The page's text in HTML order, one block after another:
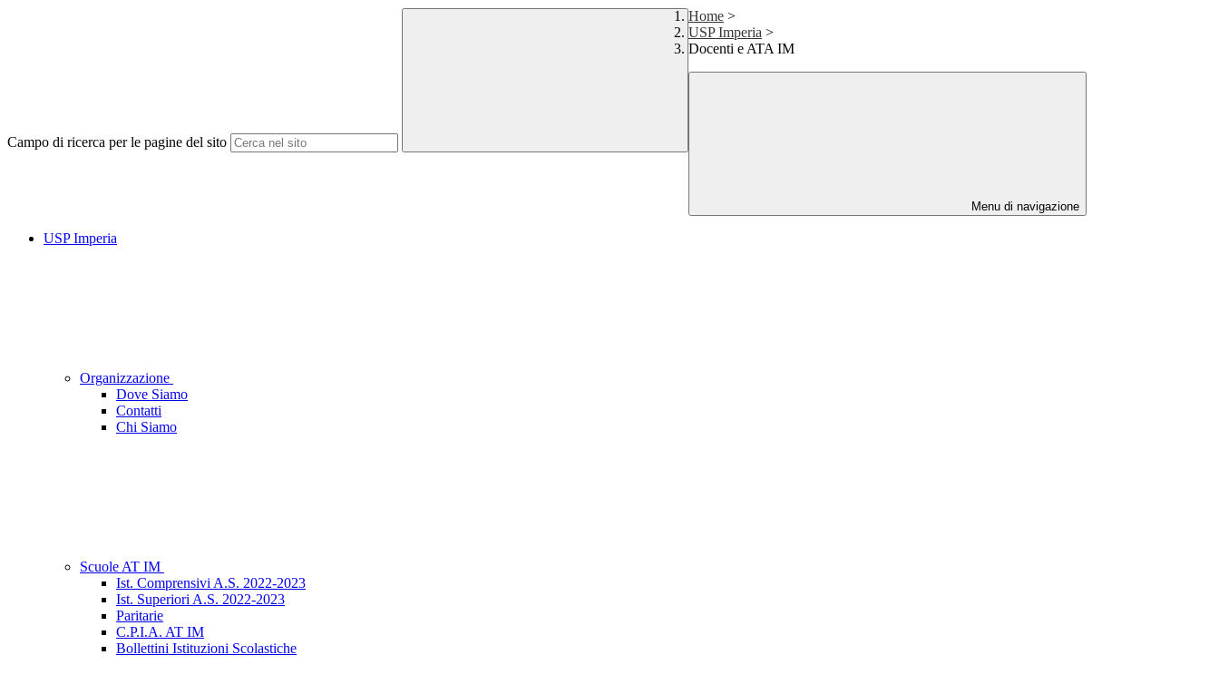
Campo di ricerca per le pagine del sito
Home >
USP Imperia >
Docenti e ATA IM
Menu di navigazione
USP Imperia
Organizzazione
Dove Siamo
Contatti
Chi Siamo
Scuole AT IM
Ist. Comprensivi A.S. 2022-2023
Ist. Superiori A.S. 2022-2023
Paritarie
C.P.I.A. AT IM
Bollettini Istituzioni Scolastiche